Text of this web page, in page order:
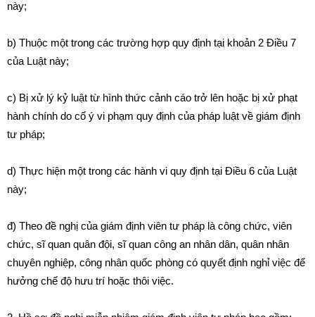
này;
b) Thuộc một trong các trường hợp quy định tại khoản 2 Điều 7
của Luật này;
c) Bị xử lý kỷ luật từ hình thức cảnh cáo trở lên hoặc bị xử phạt
hành chính do cố ý vi phạm quy định của pháp luật về giám định
tư pháp;
d) Thực hiện một trong các hành vi quy định tại Điều 6 của Luật
này;
đ) Theo đề nghị của giám định viên tư pháp là công chức, viên
chức, sĩ quan quân đội, sĩ quan công an nhân dân, quân nhân
chuyên nghiệp, công nhân quốc phòng có quyết định nghỉ việc để
hưởng chế độ hưu trí hoặc thôi việc.